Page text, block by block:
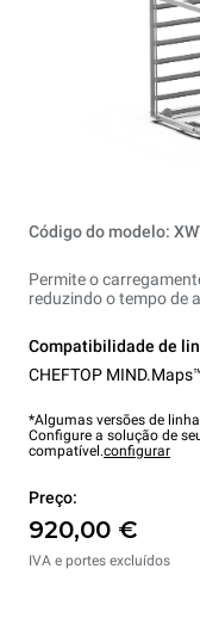
Código do modelo:
Permite o
reduzindo o tempo de
Compatibilidade de
CHEFTOP
*Algumas versões de
Configure a solução de
compatível.configurar
Preço:
920,00 €
IVA e portes excluídos